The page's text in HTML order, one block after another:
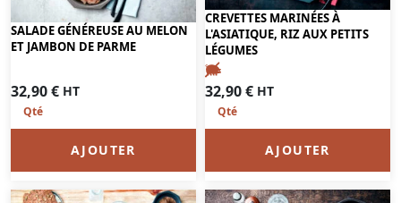
SALADE GÉNÉREUSE AU MELON
ET JAMBON DE PARME
32,90€ HT
AJOUTER
CREVETTES MARINÉES À
L'ASIATIQUE, RIZ AUX PETITS
LÉGUMES
32,90€ HT
AJOUTER